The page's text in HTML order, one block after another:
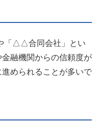
「△△合同会社」とい
融機関からの信頼度が
められることが多いで